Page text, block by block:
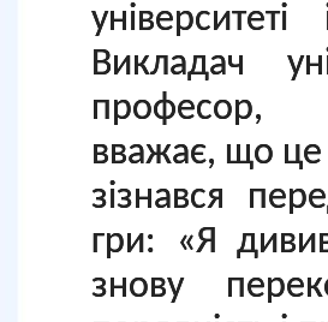
Викладач
професор,
вважає, що це
зізнався
гри: «Я
знову